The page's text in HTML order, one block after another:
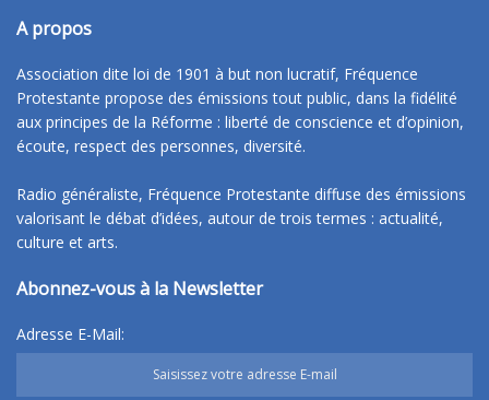
A propos
Association dite loi de 1901 à but non lucratif, Fréquence
Protestante propose des émissions tout public, dans la fidélité
aux principes de la Réforme : liberté de conscience et d’opinion,
écoute, respect des personnes, diversité.
Radio généraliste, Fréquence Protestante diffuse des émissions
valorisant le débat d’idées, autour de trois termes : actualité,
culture et arts.
Abonnez-vous à la Newsletter
Adresse E-Mail: